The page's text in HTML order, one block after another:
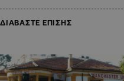
ΔΙΑΒΑΣΤΕ ΕΠΙΣΗΣ